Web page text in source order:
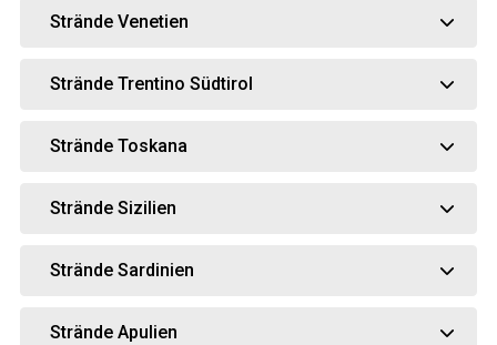
Strände Venetien
Strände Trentino Südtirol
Strände Toskana
Strände Sizilien
Strände Sardinien
Strände Apulien